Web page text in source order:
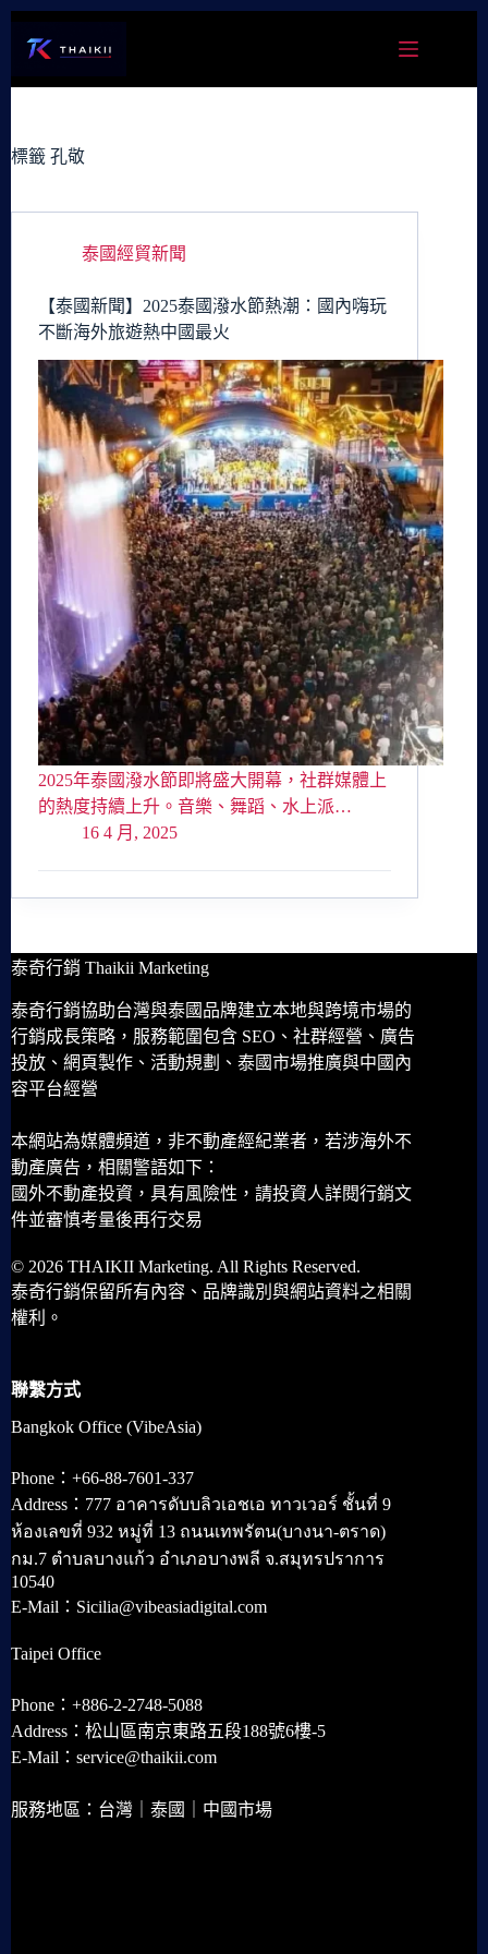
容
標籤 孔敬
泰國經貿新聞
【泰國新聞】2025泰國潑水節熱潮：國內嗨玩
不斷海外旅遊熱中國最火
2025年泰國潑水節即將盛大開幕，社群媒體上
的熱度持續上升。音樂、舞蹈、水上派…
16 4 月, 2025
泰奇行銷 Thaikii Marketing
泰奇行銷協助台灣與泰國品牌建立本地與跨境市場的
行銷成長策略，服務範圍包含 SEO、社群經營、廣告
投放、網頁製作、活動規劃、泰國市場推廣與中國內
容平台經營
本網站為媒體頻道，非不動產經紀業者，若涉海外不
動產廣告，相關警語如下：
國外不動產投資，具有風險性，請投資人詳閱行銷文
件並審慎考量後再行交易
© 2026 THAIKII Marketing. All Rights Reserved.
泰奇行銷保留所有內容、品牌識別與網站資料之相關
權利。
聯繫方式
Bangkok Office (VibeAsia)
Phone：+66-88-7601-337
Address：777 อาคารดับบลิวเอชเอ ทาวเวอร์ ชั้นที่ 9
ห้องเลขที่ 932 หมู่ที่ 13 ถนนเทพรัตน(บางนา-ตราด)
กม.7 ตำบลบางแก้ว อำเภอบางพลี จ.สมุทรปราการ
10540
E-Mail：Sicilia@vibeasiadigital.com
Taipei Office
Phone：+886-2-2748-5088
Address：松山區南京東路五段188號6樓-5
E-Mail：service@thaikii.com
服務地區：台灣｜泰國｜中國市場